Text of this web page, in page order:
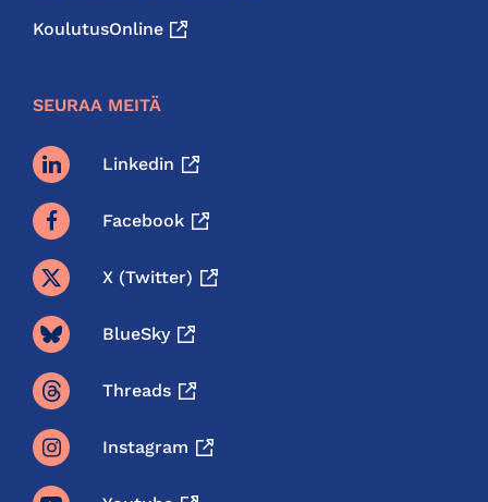
KoulutusOnline
SEURAA MEITÄ
Linkedin
Facebook
X (twitter)
BlueSky
Threads
Instagram